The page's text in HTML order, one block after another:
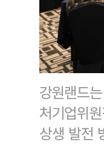
강원랜드
처기업위
상생 발전